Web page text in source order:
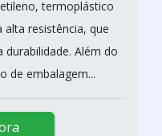
termoplástico
resistência, que
Além do
de embalagem...